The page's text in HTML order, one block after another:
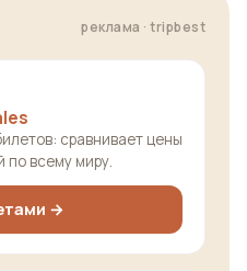
реклама · tripbest
сравнивает цены
по всему миру.
→